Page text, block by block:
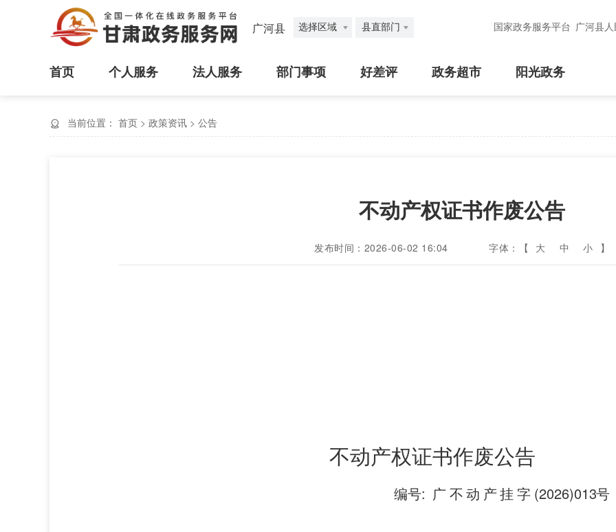
广河县 选择区域 县直部门 国家政务服务平台 广河县
首页 个人服务 法人服务 部门事项 好差评 政务超市 阳光政务
当前位置： 首页 > 政策资讯 > 公告
不动产权证书作废公告
发布时间：2026-06-02 16:04 字体：【 大 中 小 】
不动产权证书作废公告
编号: 广不动 产挂 字 (2026)013号